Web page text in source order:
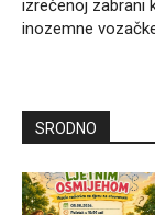
izrečenoj zabrani
inozemne
SRODNO